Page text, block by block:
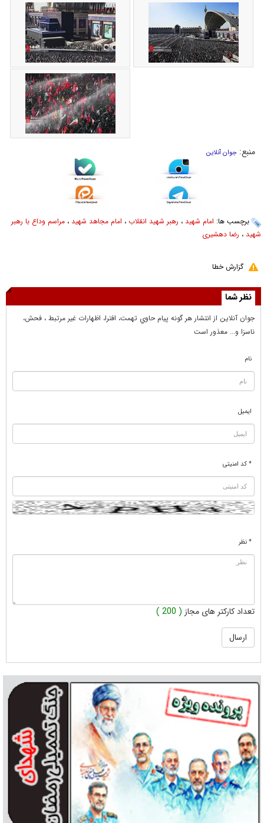
منبع: جوان آنلاین
برچسب ها: امام شهید ، رهبر شهید انقلاب ، امام مجاهد شهید ، مراسم وداع با رهبر
شهید ، رضا دهشیری
گزارش خطا
نظر شما
جوان آنلاين از انتشار هر گونه پيام حاوي تهمت، افترا، اظهارات غير مرتبط ، فحش،
ناسزا و... معذور است
نام
ایمیل
* کد امنیتی
* نظر
تعداد کارکتر های مجاز ( 200 )